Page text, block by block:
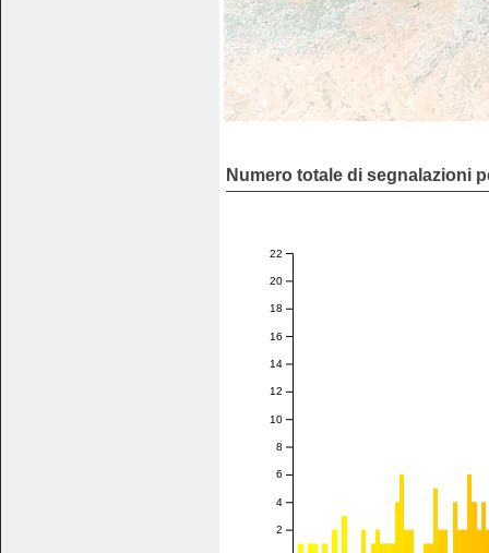
Numero totale di segnalazioni
2
4
6
8
10
12
14
16
18
20
22